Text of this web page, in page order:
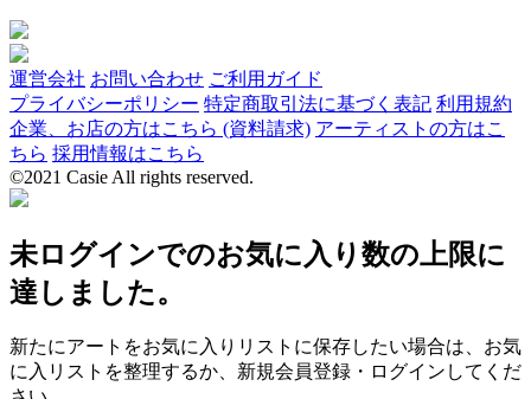
運営会社 お問い合わせ ご利用ガイド
プライバシーポリシー 特定商取引法に基づく表記 利用規約
企業、お店の方はこちら (資料請求) アーティストの方はこ
ちら 採用情報はこちら
©2021 Casie All rights reserved.
未ログインでのお気に入り数の上限に
達しました。
新たにアートをお気に入りリストに保存したい場合は、お気
に入リストを整理するか、新規会員登録・ログインしてくだ